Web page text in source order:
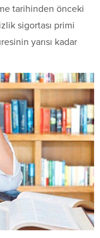
tarihinden önceki
sigortası primi
yarısı kadar